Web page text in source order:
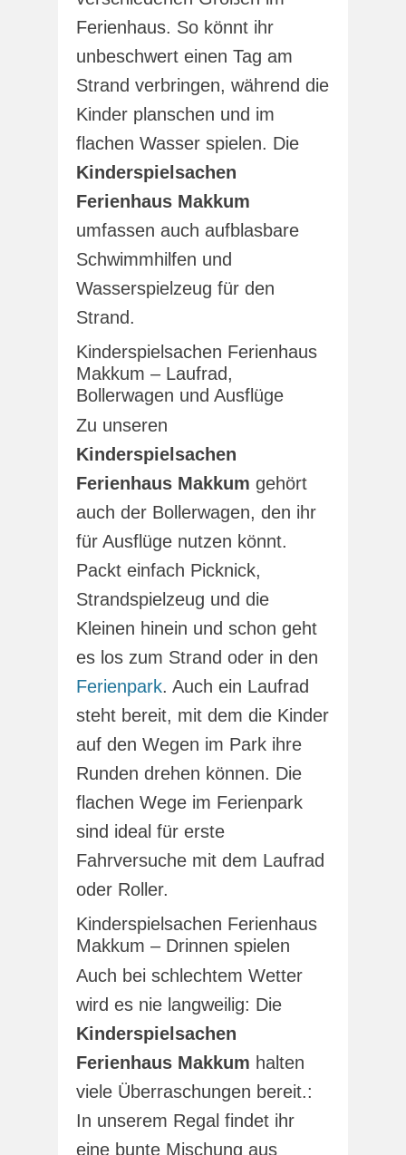
Ferienhaus. So könnt ihr
unbeschwert einen Tag am
Strand verbringen, während die
Kinder planschen und im
flachen Wasser spielen. Die
Kinderspielsachen
Ferienhaus Makkum
umfassen auch aufblasbare
Schwimmhilfen und
Wasserspielzeug für den
Strand.
Kinderspielsachen Ferienhaus
Makkum – Laufrad,
Bollerwagen und Ausflüge
Zu unseren
Kinderspielsachen
Ferienhaus Makkum gehört
auch der Bollerwagen, den ihr
für Ausflüge nutzen könnt.
Packt einfach Picknick,
Strandspielzeug und die
Kleinen hinein und schon geht
es los zum Strand oder in den
Ferienpark. Auch ein Laufrad
steht bereit, mit dem die Kinder
auf den Wegen im Park ihre
Runden drehen können. Die
flachen Wege im Ferienpark
sind ideal für erste
Fahrversuche mit dem Laufrad
oder Roller.
Kinderspielsachen Ferienhaus
Makkum – Drinnen spielen
Auch bei schlechtem Wetter
wird es nie langweilig: Die
Kinderspielsachen
Ferienhaus Makkum halten
viele Überraschungen bereit.:
In unserem Regal findet ihr
eine bunte Mischung aus